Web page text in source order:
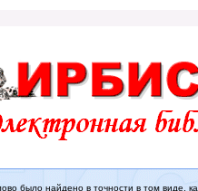
было найдено в точности в том виде,